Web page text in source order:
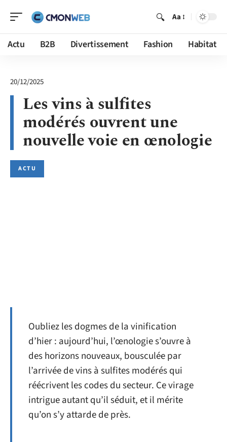
Aa
Actu B2B Divertissement Fashion Habitat
20/12/2025
Les vins à sulfites
modérés ouvrent une
nouvelle voie en œnologie
ACTU
Oubliez les dogmes de la vinification
d’hier : aujourd’hui, l’œnologie s’ouvre à
des horizons nouveaux, bousculée par
l’arrivée de vins à sulfites modérés qui
réécrivent les codes du secteur. Ce virage
intrigue autant qu’il séduit, et il mérite
qu’on s’y attarde de près.